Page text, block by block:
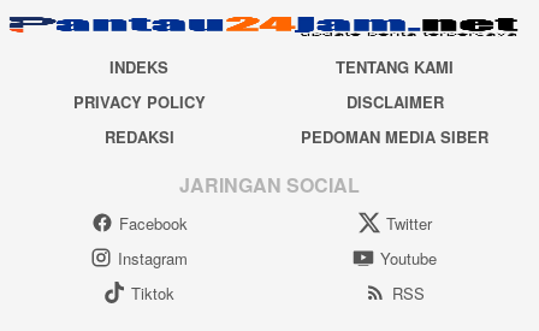
INDEKS
TENTANG KAMI
PRIVACY POLICY
DISCLAIMER
REDAKSI
PEDOMAN MEDIA SIBER
JARINGAN SOCIAL
Facebook
Twitter
Instagram
Youtube
Tiktok
RSS